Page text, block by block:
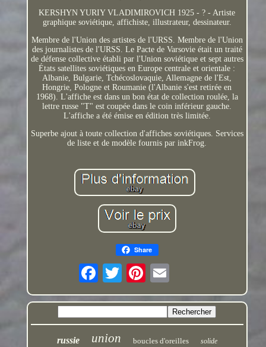
KERSHYN YURIY VLADIMIROVICH 1925 - ? - Artiste
graphique soviétique, affichiste, illustrateur, dessinateur.
Membre de l'Union des artistes de l'URSS. Membre de l'Union
des journalistes de l'URSS. Le Pacte de Varsovie était un traité
de défense collective établi par l'Union soviétique et sept autres
États satellites soviétiques en Europe centrale et orientale :
Albanie, Bulgarie, Tchécoslovaquie, Allemagne de l'Est,
Hongrie, Pologne et Roumanie (l'Albanie s'est retirée en
1968). L'affiche est dans un bon état de collection roulée, la
lettre russe "T" est coupée dans le coin inférieur gauche.
L'affiche a été émise en édition très limitée.
Superbe ajout à toute collection d'affiches soviétiques. Services
de liste et de modèle fournis par inkFrog.
Share
russie union boucles d'oreilles solide